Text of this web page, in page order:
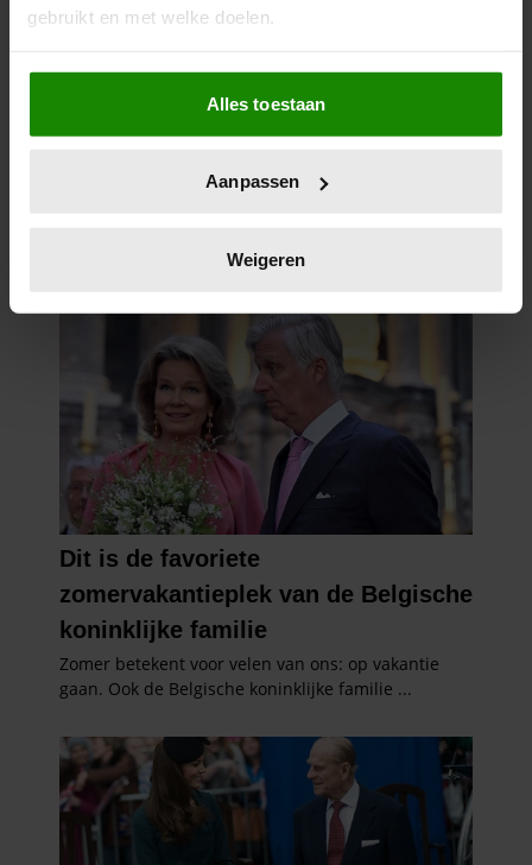
gebruikt en met welke doelen.
Als u het toestaat, willen we ook graag:
Informatie verzamelen over uw geografische
locatie, die tot een paar meter nauwkeurig kan zijn
scannen op specifieke eigenschappen (fingerprinting)
verwerkt en stel uw voorkeuren in het
intrekken in de Cookieverklaring.
We gebruiken cookies om content en advertenties te
personaliseren, om functies voor social media te bieden
en om ons websiteverkeer te analyseren. Ook delen we
informatie over uw gebruik van onze site met onze
partners voor social media, adverteren en analyse. Deze
partners kunnen deze gegevens combineren met andere
informatie die u aan ze heeft verstrekt of die ze hebben
verzameld op basis van uw gebruik van hun services. U
gaat akkoord met onze cookies als u onze website blijft
gebruiken.
Alles toestaan
Aanpassen
Weigeren